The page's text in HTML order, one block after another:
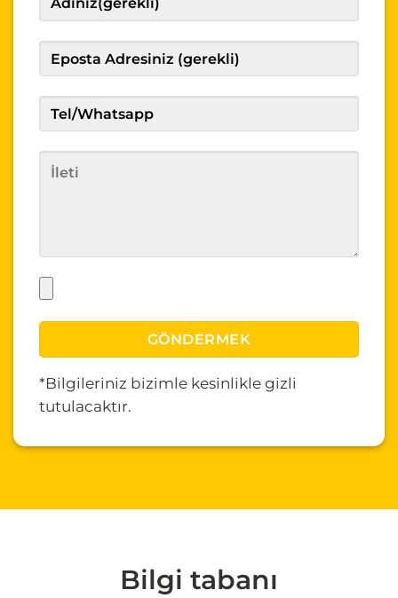
*Bilgileriniz bizimle kesinlikle gizli
tutulacaktır.
Bilgi tabanı